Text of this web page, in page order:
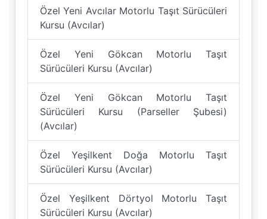
Özel Yeni Avcılar Motorlu Taşıt Sürücüleri
Kursu (Avcılar)
Özel Yeni Gökcan Motorlu Taşıt
Sürücüleri Kursu (Avcılar)
Özel Yeni Gökcan Motorlu Taşıt
Sürücüleri Kursu (Parseller Şubesi)
(Avcılar)
Özel Yeşilkent Doğa Motorlu Taşıt
Sürücüleri Kursu (Avcılar)
Özel Yeşilkent Dörtyol Motorlu Taşıt
Sürücüleri Kursu (Avcılar)